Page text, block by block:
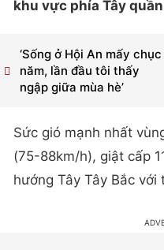
khu vực phía Tây
‘Sống ở Hội An mấy chục
năm, lần đầu tôi thấy
ngập giữa mùa hè’
Sức gió mạnh nhất
(75-88km/h), giật cấp
hướng Tây Tây Bắc